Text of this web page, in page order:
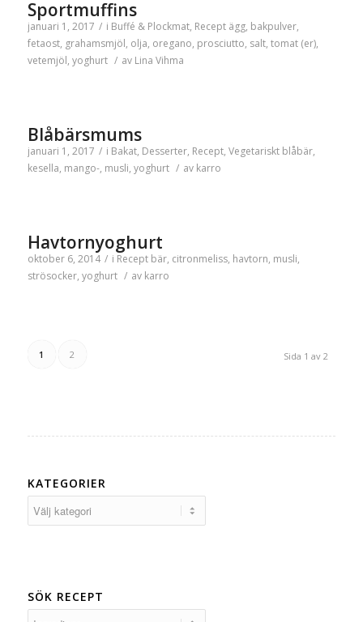
Sportmuffins
januari 1, 2017 / i Buffé & Plockmat, Recept ägg, bakpulver,
fetaost, grahamsmjöl, olja, oregano, prosciutto, salt, tomat (er),
vetemjöl, yoghurt / av Lina Vihma
Blåbärsmums
januari 1, 2017 / i Bakat, Desserter, Recept, Vegetariskt blåbär,
kesella, mango-, musli, yoghurt / av karro
Havtornyoghurt
oktober 6, 2014 / i Recept bär, citronmeliss, havtorn, musli,
strösocker, yoghurt / av karro
Sida 1 av 2
1 2
KATEGORIER
SÖK RECEPT